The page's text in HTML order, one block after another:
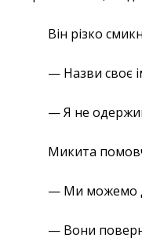
Він різко
— Назви своє
— Я не
Микита
— Ми можемо
— Вони